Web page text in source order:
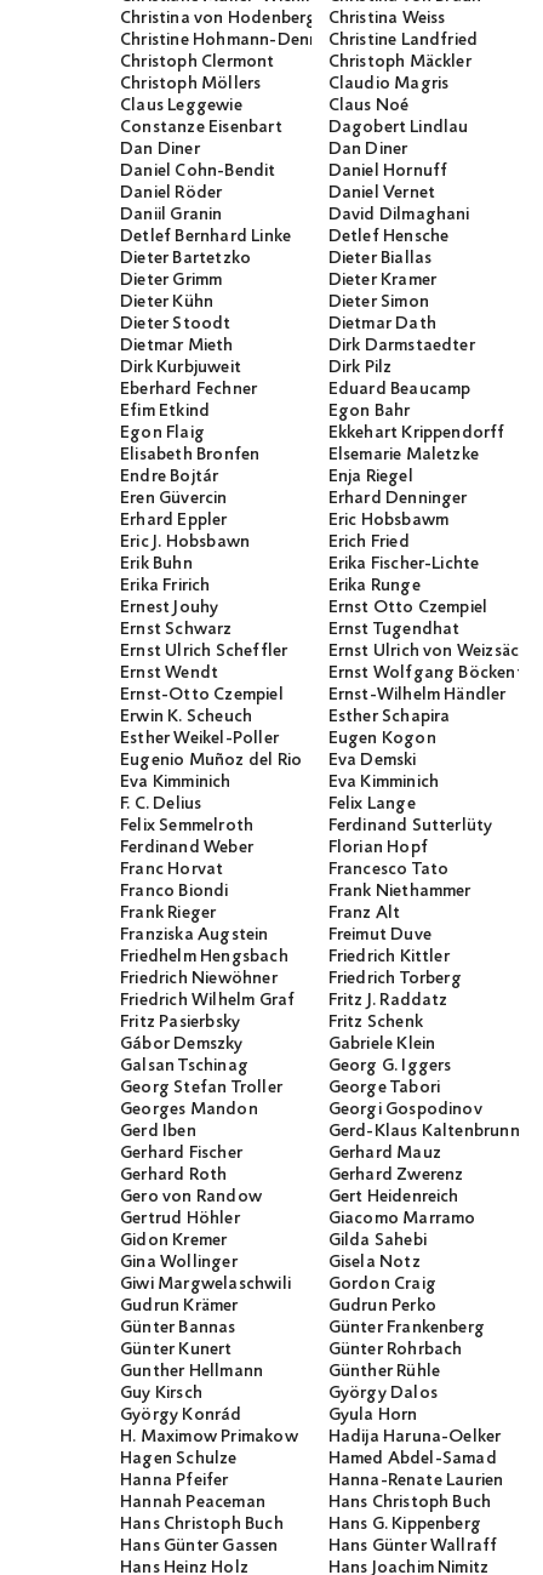
Christina von Hodenberg
Christina Weiss
Christine Hohmann-DennhardtChristine Landfried
Christoph Clermont
Christoph Mäckler
Christoph Möllers
Claudio Magris
Claus Leggewie
Claus Noé
Constanze Eisenbart
Dagobert Lindlau
Dan Diner
Dan Diner
Daniel Cohn-Bendit
Daniel Hornuff
Daniel Röder
Daniel Vernet
Daniil Granin
David Dilmaghani
Detlef Bernhard Linke
Detlef Hensche
Dieter Bartetzko
Dieter Biallas
Dieter Grimm
Dieter Kramer
Dieter Kühn
Dieter Simon
Dieter Stoodt
Dietmar Dath
Dietmar Mieth
Dirk Darmstaedter
Dirk Kurbjuweit
Dirk Pilz
Eberhard Fechner
Eduard Beaucamp
Efim Etkind
Egon Bahr
Egon Flaig
Ekkehart Krippendorff
Elisabeth Bronfen
Elsemarie Maletzke
Endre Bojtár
Enja Riegel
Eren Güvercin
Erhard Denninger
Erhard Eppler
Eric Hobsbawm
Eric J. Hobsbawn
Erich Fried
Erik Buhn
Erika Fischer-Lichte
Erika Fririch
Erika Runge
Ernest Jouhy
Ernst Otto Czempiel
Ernst Schwarz
Ernst Tugendhat
Ernst Ulrich Scheffler
Ernst Ulrich von Weizsäcker
Ernst Wendt
Ernst Wolfgang
Ernst-Otto Czempiel
Ernst-Wilhelm Händler
Erwin K. Scheuch
Esther Schapira
Esther Weikel-Poller
Eugen Kogon
Eugenio Muñoz del Rio
Eva Demski
Eva Kimminich
Eva Kimminich
F. C. Delius
Felix Lange
Felix Semmelroth
Ferdinand Sutterlüty
Ferdinand Weber
Florian Hopf
Franc Horvat
Francesco Tato
Franco Biondi
Frank Niethammer
Frank Rieger
Franz Alt
Franziska Augstein
Freimut Duve
Friedhelm Hengsbach
Friedrich Kittler
Friedrich Niewöhner
Friedrich Torberg
Friedrich Wilhelm Graf
Fritz J. Raddatz
Fritz Pasierbsky
Fritz Schenk
Gábor Demszky
Gabriele Klein
Galsan Tschinag
Georg G. Iggers
Georg Stefan Troller
George Tabori
Georges Mandon
Georgi Gospodinov
Gerd Iben
Gerd-Klaus Kaltenbrunner
Gerhard Fischer
Gerhard Mauz
Gerhard Roth
Gerhard Zwerenz
Gero von Randow
Gert Heidenreich
Gertrud Höhler
Giacomo Marramo
Gidon Kremer
Gilda Sahebi
Gina Wollinger
Gisela Notz
Giwi Margwelaschwili
Gordon Craig
Gudrun Krämer
Gudrun Perko
Günter Bannas
Günter Frankenberg
Günter Kunert
Günter Rohrbach
Gunther Hellmann
Günther Rühle
Guy Kirsch
György Dalos
György Konrád
Gyula Horn
H. Maximow Primakow
Hadija Haruna-Oelker
Hagen Schulze
Hamed Abdel-Samad
Hanna Pfeifer
Hanna-Renate Laurien
Hannah Peaceman
Hans Christoph Buch
Hans Christoph Buch
Hans G. Kippenberg
Hans Günter Gassen
Hans Günter Wallraff
Hans Heinz Holz
Hans Joachim Nimitz